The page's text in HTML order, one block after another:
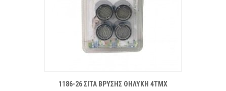
1186-26 ΣΙΤΑ ΒΡΥΣΗΣ ΘΗΛΥΚΗ 4ΤΜΧ